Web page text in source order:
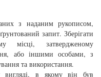
з наданим рукописом,
запит. Зберігати
місці, затвердженому
або іншими особами, з
та використання.
в якому він був